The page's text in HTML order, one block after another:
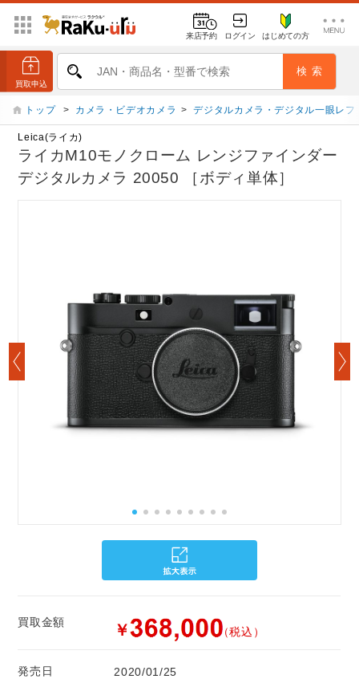
来店予約 ログイン はじめての方
トップ > カメラ・ビデオカメラ > デジタルカメラ・デジタル一眼レフ
Leica(ライカ)
ライカM10モノクローム レンジファインダー
デジタルカメラ 20050 ［ボディ単体］
買取金額 ￥ （税込）
発売日 2020/01/25